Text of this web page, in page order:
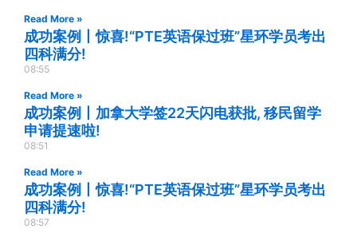
Read More »
成功案例丨惊喜!“PTE英语保过班”星环学员考出
四科满分!
08:55
Read More »
成功案例丨加拿大学签22天闪电获批, 移民留学
申请提速啦!
08:51
Read More »
成功案例丨惊喜!“PTE英语保过班”星环学员考出
四科满分!
08:57